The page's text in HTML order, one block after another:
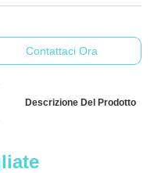
Contattaci Ora
Descrizione Del Prodotto